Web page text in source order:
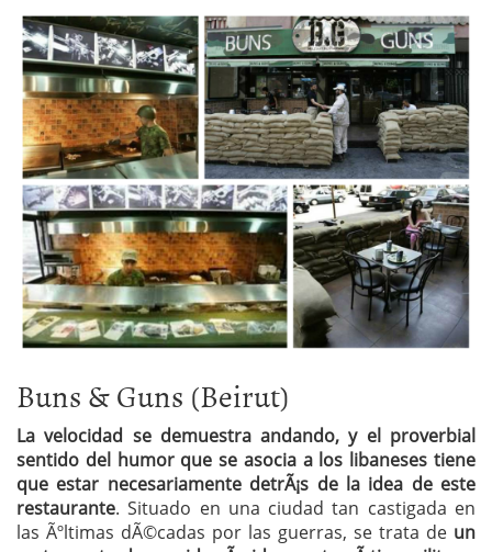
Buns & Guns (Beirut)
La velocidad se demuestra andando, y el proverbial
sentido del humor que se asocia a los libaneses tiene
que estar necesariamente detrÃ¡s de la idea de este
restaurante. Situado en una ciudad tan castigada en
las Ãºltimas dÃ©cadas por las guerras, se trata de un